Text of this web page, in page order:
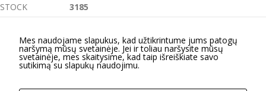
STOCK
3185
5TDZK3DC1FEXAMPLE
$21,995
Mes naudojame slapukus, kad užtikrintume jums patogų
naršymą mūsų svetainėje. Jei ir toliau naršysite mūsų
svetainėje, mes skaitysime, kad taip išreiškiate savo
sutikimą su slapukų naudojimu.
ir teikia jos
iš kurių
svetainės
valdytojas
sužinoti